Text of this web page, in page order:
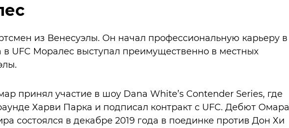
из Венесуэлы. Он начал профессиональную карьеру в
в UFC Моралес выступал преимущественно в местных
принял участие в шоу Dana White’s Contender Series, где
Харви Парка и подписал контракт с UFC. Дебют Омара
состоялся в декабре 2019 года в поединке против Дон Хи